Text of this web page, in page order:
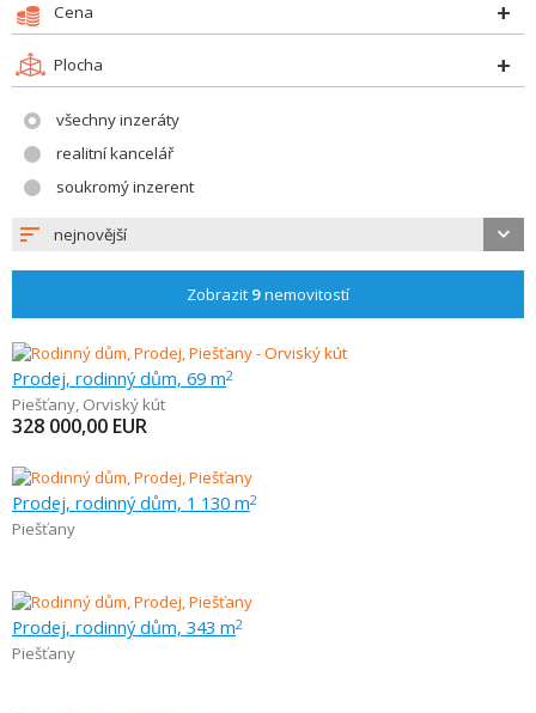
Cena
Plocha
všechny inzeráty
realitní kancelář
soukromý inzerent
nejnovější
Zobrazit 9nemovitostí
Prodej, rodinný dům, 69 m2
Piešťany, Orviský kút
328 000,00 EUR
Prodej, rodinný dům, 1 130 m2
Piešťany
Prodej, rodinný dům, 343 m2
Piešťany